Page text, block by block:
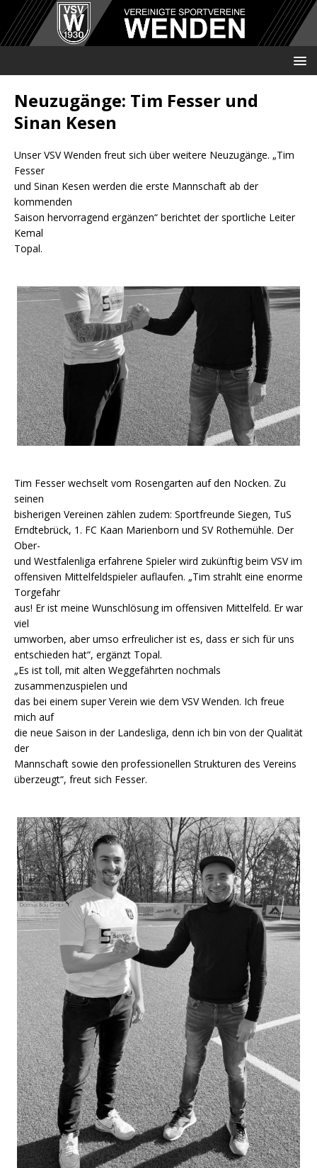
Neuzugänge: Tim Fesser und
Sinan Kesen
Unser VSV Wenden freut sich über weitere Neuzugänge. „Tim
Fesser
und Sinan Kesen werden die erste Mannschaft ab der
kommenden
Saison hervorragend ergänzen“ berichtet der sportliche Leiter
Kemal
Topal.
Tim Fesser wechselt vom Rosengarten auf den Nocken. Zu
seinen
bisherigen Vereinen zählen zudem: Sportfreunde Siegen, TuS
Erndtebrück, 1. FC Kaan Marienborn und SV Rothemühle. Der
Ober-
und Westfalenliga erfahrene Spieler wird zukünftig beim VSV im
offensiven Mittelfeldspieler auflaufen. „Tim strahlt eine enorme
Torgefahr
aus! Er ist meine Wunschlösung im offensiven Mittelfeld. Er war
viel
umworben, aber umso erfreulicher ist es, dass er sich für uns
entschieden hat“, ergänzt Topal.
„Es ist toll, mit alten Weggefährten nochmals
zusammenzuspielen und
das bei einem super Verein wie dem VSV Wenden. Ich freue
mich auf
die neue Saison in der Landesliga, denn ich bin von der Qualität
der
Mannschaft sowie den professionellen Strukturen des Vereins
überzeugt“, freut sich Fesser.